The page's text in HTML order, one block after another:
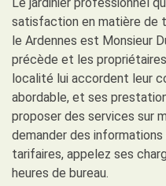
Le jardinier professionnel
satisfaction en matière de
le Ardennes est Monsieur
précède et les
localité lui accordent leur
abordable, et ses
proposer des services sur
demander des
tarifaires, appelez ses
heures de bureau.